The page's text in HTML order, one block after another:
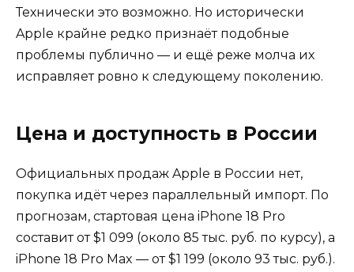
Технически это возможно. Но исторически
Apple крайне редко признаёт подобные
проблемы публично — и ещё реже молча их
исправляет ровно к следующему поколению.
Цена и доступность в России
Официальных продаж Apple в России нет,
покупка идёт через параллельный импорт. По
прогнозам, стартовая цена iPhone 18 Pro
составит от $1 099 (около 85 тыс. руб. по курсу), а
iPhone 18 Pro Max — от $1 199 (около 93 тыс. руб.).